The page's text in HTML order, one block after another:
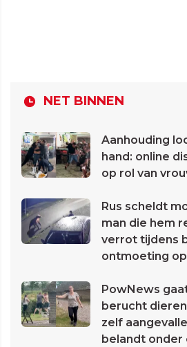
NET BINNEN
Aanhouding
hand: online
op rol van
Rus scheldt
man die hem
verrot tijdens
ontmoeting
PowNews
berucht
zelf
belandt onder